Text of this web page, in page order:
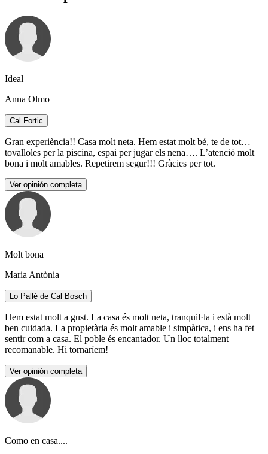
Ideal
Anna Olmo
Cal Fortic
Gran experiència!! Casa molt neta. Hem estat molt bé, te de tot…
tovalloles per la piscina, espai per jugar els nena…. L’atenció molt
bona i molt amables. Repetirem segur!!! Gràcies per tot.
Ver opinión completa
Molt bona
Maria Antònia
Lo Pallé de Cal Bosch
Hem estat molt a gust. La casa és molt neta, tranquil·la i està molt
ben cuidada. La propietària és molt amable i simpàtica, i ens ha fet
sentir com a casa. El poble és encantador. Un lloc totalment
recomanable. Hi tornaríem!
Ver opinión completa
Como en casa....